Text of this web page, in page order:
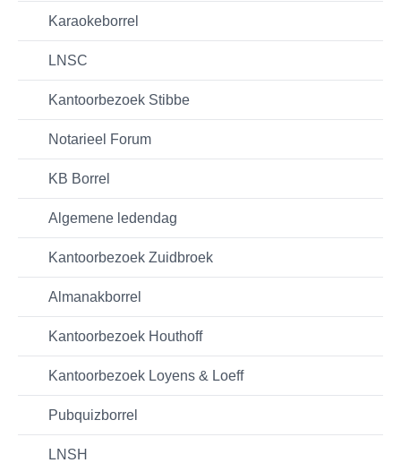
Karaokeborrel
LNSC
Kantoorbezoek Stibbe
Notarieel Forum
KB Borrel
Algemene ledendag
Kantoorbezoek Zuidbroek
Almanakborrel
Kantoorbezoek Houthoff
Kantoorbezoek Loyens & Loeff
Pubquizborrel
LNSH